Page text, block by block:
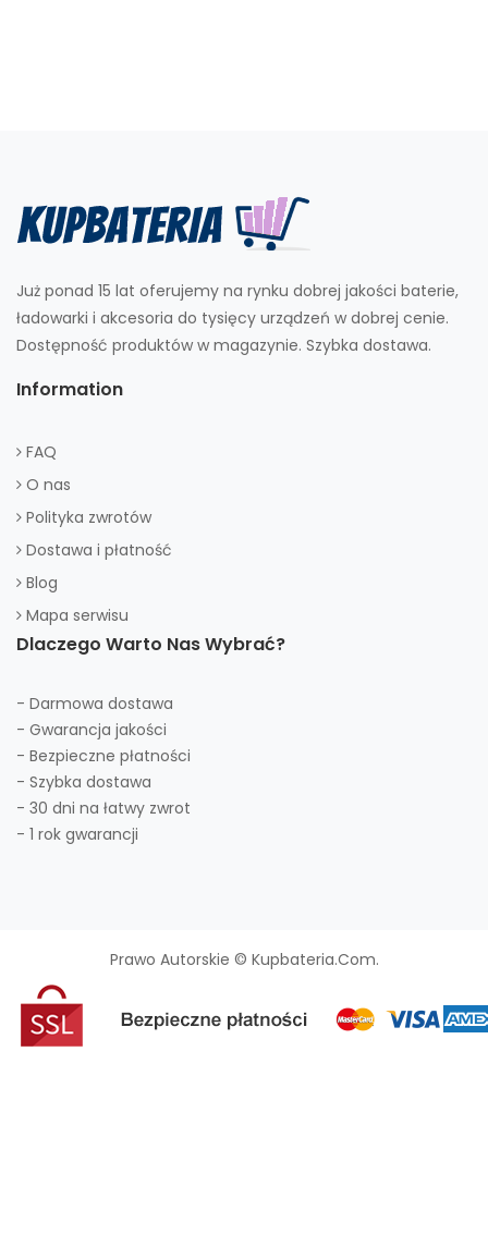
Już ponad 15 lat oferujemy na rynku dobrej jakości baterie,
ładowarki i akcesoria do tysięcy urządzeń w dobrej cenie.
Dostępność produktów w magazynie. Szybka dostawa.
Information
FAQ
O nas
Polityka zwrotów
Dostawa i płatność
Blog
Mapa serwisu
Dlaczego Warto Nas Wybrać?
- Darmowa dostawa
- Gwarancja jakości
- Bezpieczne płatności
- Szybka dostawa
- 30 dni na łatwy zwrot
- 1 rok gwarancji
Prawo Autorskie © Kupbateria.com.